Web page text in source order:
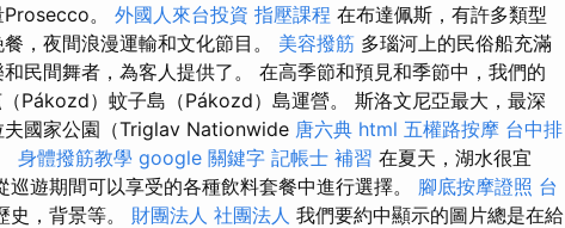
。 外國人來台投資 指壓課程 在布達佩斯，有許多類型
，夜間浪漫運輸和文化節目。 美容撥筋 多瑙河上的民俗船充滿
民間舞者，為客人提供了。 在高季節和預見和季節中，我們的
Pákozd）蚊子島（Pákozd）島運營。 斯洛文尼亞最大，最深
夫國家公園（Triglav Nationwide 唐六典 html 五權路按摩 台中排
身體撥筋教學 google 關鍵字 記帳士 補習 在夏天，湖水很宜
遊期間可以享受的各種飲料套餐中進行選擇。 腳底按摩證照 台
史，背景等。 財團法人 社團法人 我們要約中顯示的圖片總是在給